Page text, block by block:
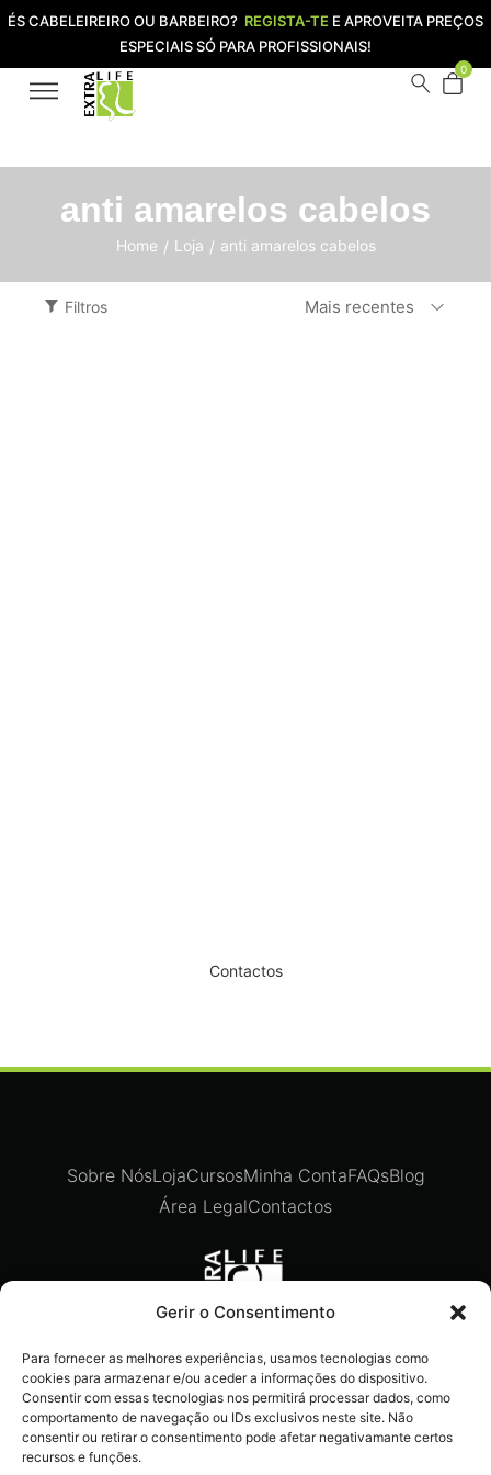
Gerir o Consentimento
Para fornecer as melhores experiências, usamos tecnologias como
cookies para armazenar e/ou aceder a informações do dispositivo.
Consentir com essas tecnologias nos permitirá processar dados, como
comportamento de navegação ou IDs exclusivos neste site. Não
consentir ou retirar o consentimento pode afetar negativamante certos
recursos e funções.
ÉS CABELEIREIRO OU BARBEIRO? REGISTA-TE E APROVEITA PREÇOS
ESPECIAIS SÓ PARA PROFISSIONAIS!
0
anti amarelos cabelos
Home / Loja / anti amarelos cabelos
Filtros Mais recentes
Contactos
Recebe ofertas exclusivas,
novidades e dicas imperdíveis
diretamente no teu e-mail.
Sobre NósLojaCursosMinha ContaFAQsBlog
Área LegalContactos